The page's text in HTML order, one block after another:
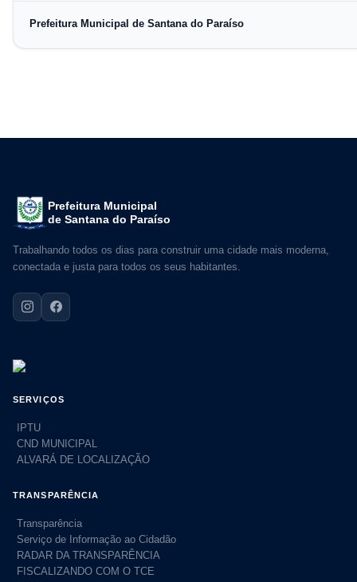
Prefeitura Municipal de Santana do Paraíso
Prefeitura Municipal
de Santana do Paraíso
Trabalhando todos os dias para construir uma cidade mais moderna,
conectada e justa para todos os seus habitantes.
SERVIÇOS
IPTU
CND MUNICIPAL
ALVARÁ DE LOCALIZAÇÃO
TRANSPARÊNCIA
Transparência
Serviço de Informação ao Cidadão
RADAR DA TRANSPARÊNCIA
FISCALIZANDO COM O TCE